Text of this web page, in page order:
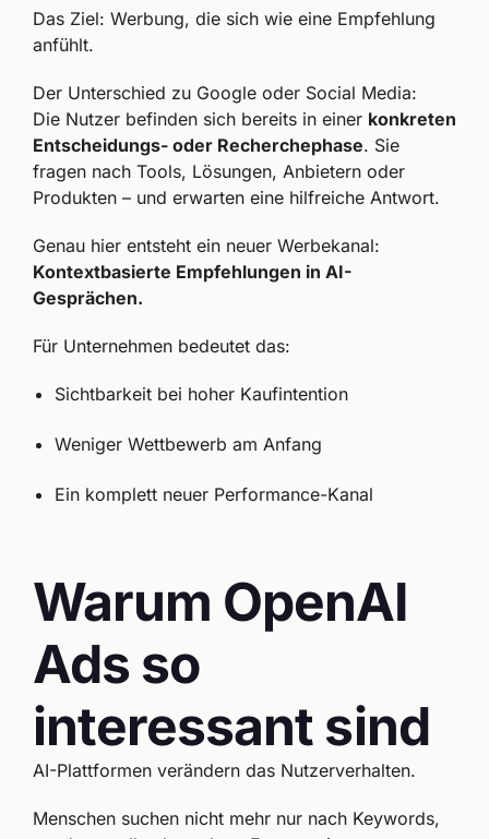
Das Ziel: Werbung, die sich wie eine Empfehlung
anfühlt.
Der Unterschied zu Google oder Social Media:
Die Nutzer befinden sich bereits in einer konkreten
Entscheidungs- oder Recherchephase. Sie
fragen nach Tools, Lösungen, Anbietern oder
Produkten – und erwarten eine hilfreiche Antwort.
Genau hier entsteht ein neuer Werbekanal:
Kontextbasierte Empfehlungen in AI-
Gesprächen.
Für Unternehmen bedeutet das:
Sichtbarkeit bei hoher Kaufintention
Weniger Wettbewerb am Anfang
Ein komplett neuer Performance-Kanal
Warum OpenAI
Ads so
interessant sind
AI-Plattformen verändern das Nutzerverhalten.
Menschen suchen nicht mehr nur nach Keywords,